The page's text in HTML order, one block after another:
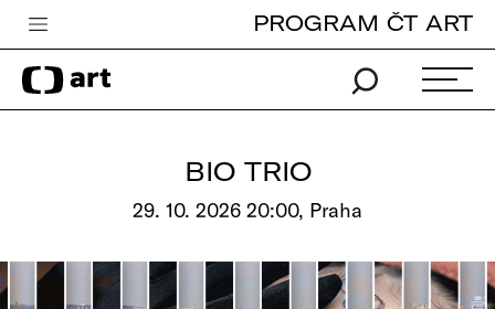
Česká televize
Zpravodajství
Pro děti
PROGRAM ČT ART
BIO TRIO
29. 10. 2026 20:00, Praha